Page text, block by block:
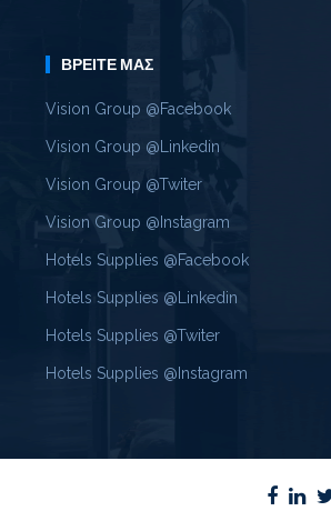
ΒΡΕΊΤΕ ΜΑΣ
Vision Group @Facebook
Vision Group @Linkedin
Vision Group @Twiter
Vision Group @Instagram
Hotels Supplies @Facebook
Hotels Supplies @Linkedin
Hotels Supplies @Twiter
Hotels Supplies @Instagram